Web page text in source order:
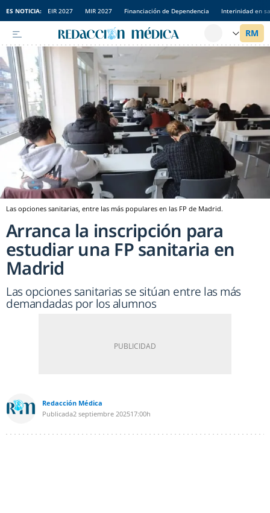
ES NOTICIA: EIR 2027 MIR 2027 Financiación de Dependencia Interinidad en
Las opciones sanitarias, entre las más populares en las FP de Madrid.
Arranca la inscripción para
estudiar una FP sanitaria en
Madrid
Las opciones sanitarias se sitúan entre las más
demandadas por los alumnos
Redacción Médica
Publicada2 septiembre 202517:00h